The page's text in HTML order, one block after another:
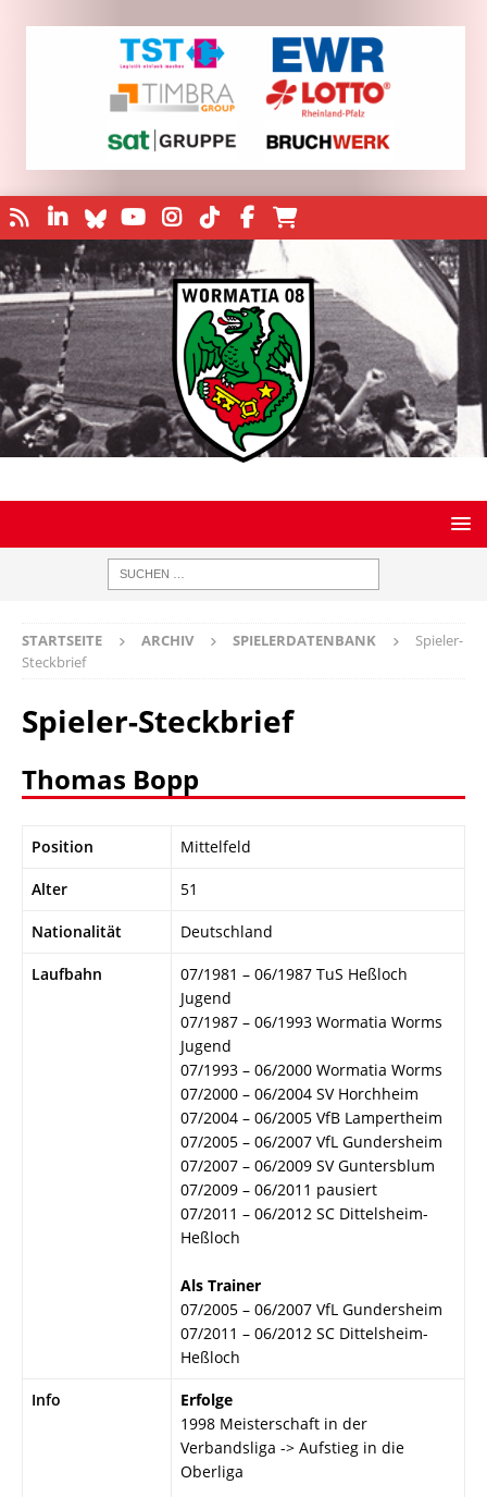
STARTSEITE ARCHIV SPIELERDATENBANK
Spieler-
Steckbrief
Spieler-Steckbrief
Thomas Bopp
Position Mittelfeld
Alter 51
Nationalität Deutschland
Laufbahn
07/1981 – 06/1987 TuS Heßloch
Jugend
07/1987 – 06/1993 Wormatia Worms
Jugend
07/1993 – 06/2000 Wormatia Worms
07/2000 – 06/2004 SV Horchheim
07/2004 – 06/2005 VfB Lampertheim
07/2005 – 06/2007 VfL Gundersheim
07/2007 – 06/2009 SV Guntersblum
07/2009 – 06/2011 pausiert
07/2011 – 06/2012 SC Dittelsheim-
Heßloch
Als Trainer
07/2005 – 06/2007 VfL Gundersheim
07/2011 – 06/2012 SC Dittelsheim-
Heßloch
Info
Erfolge
1998 Meisterschaft in der
Verbandsliga -> Aufstieg in die
Oberliga